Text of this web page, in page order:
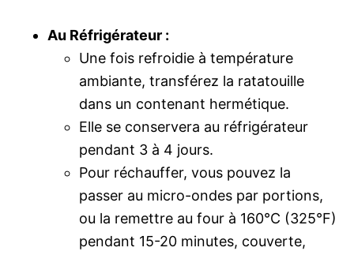
Au Réfrigérateur :
Une fois refroidie à température
ambiante, transférez la ratatouille
dans un contenant hermétique.
Elle se conservera au réfrigérateur
pendant 3 à 4 jours.
Pour réchauffer, vous pouvez la
passer au micro-ondes par portions,
ou la remettre au four à 160°C (325°F)
pendant 15-20 minutes, couverte,